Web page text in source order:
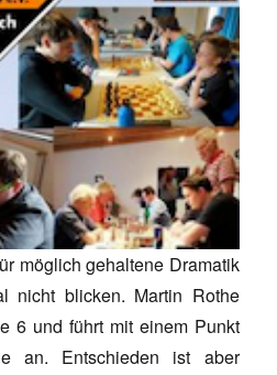
möglich gehaltene Dramatik
nicht blicken. Martin Rothe
6 und führt mit einem Punkt
an. Entschieden ist aber